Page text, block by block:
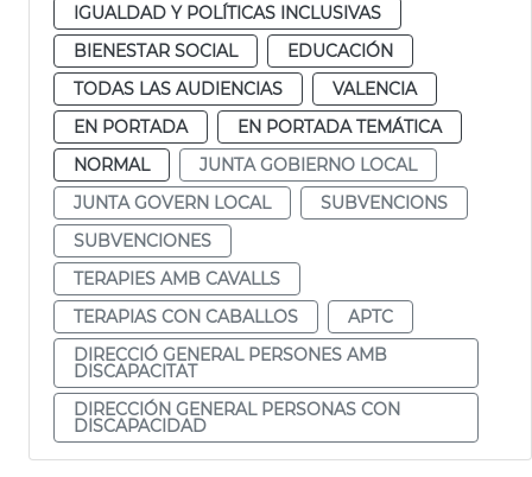
IGUALDAD Y POLÍTICAS INCLUSIVAS
BIENESTAR SOCIAL
EDUCACIÓN
TODAS LAS AUDIENCIAS
VALENCIA
EN PORTADA
EN PORTADA TEMÁTICA
NORMAL
JUNTA GOBIERNO LOCAL
JUNTA GOVERN LOCAL
SUBVENCIONS
SUBVENCIONES
TERAPIES AMB CAVALLS
TERAPIAS CON CABALLOS
APTC
DIRECCIÓ GENERAL PERSONES AMB
DISCAPACITAT
DIRECCIÓN GENERAL PERSONAS CON
DISCAPACIDAD